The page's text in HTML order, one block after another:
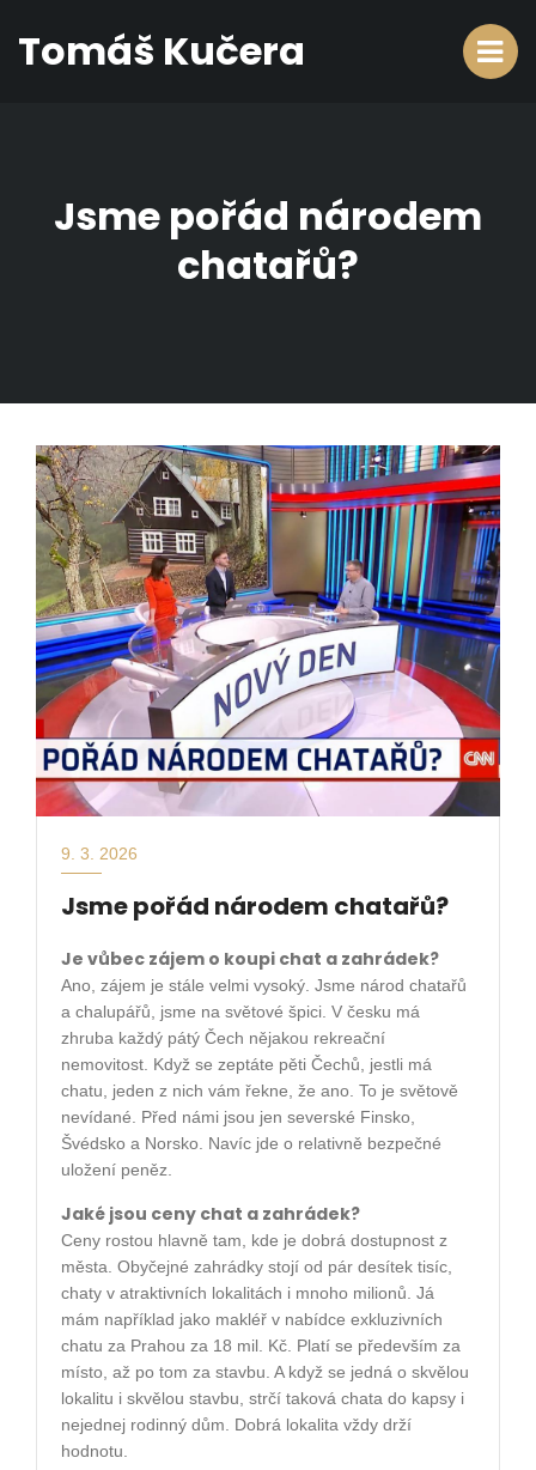
Tomáš Kučera
Jsme pořád národem
chatařů?
9. 3. 2026
Jsme pořád národem chatařů?
Je vůbec zájem o koupi chat a zahrádek?
Ano, zájem je stále velmi vysoký. Jsme národ chatařů
a chalupářů, jsme na světové špici. V česku má
zhruba každý pátý Čech nějakou rekreační
nemovitost. Když se zeptáte pěti Čechů, jestli má
chatu, jeden z nich vám řekne, že ano. To je světově
nevídané. Před námi jsou jen severské Finsko,
Švédsko a Norsko. Navíc jde o relativně bezpečné
uložení peněz.
Jaké jsou ceny chat a zahrádek?
Ceny rostou hlavně tam, kde je dobrá dostupnost z
města. Obyčejné zahrádky stojí od pár desítek tisíc,
chaty v atraktivních lokalitách i mnoho milionů. Já
mám například jako makléř v nabídce exkluzivních
chatu za Prahou za 18 mil. Kč. Platí se především za
místo, až po tom za stavbu. A když se jedná o skvělou
lokalitu i skvělou stavbu, strčí taková chata do kapsy i
nejednej rodinný dům. Dobrá lokalita vždy drží
hodnotu.